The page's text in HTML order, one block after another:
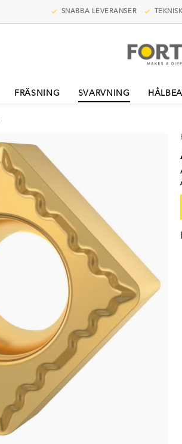
SNABBA LEVERANSER
FRÄSNING SVARVNING